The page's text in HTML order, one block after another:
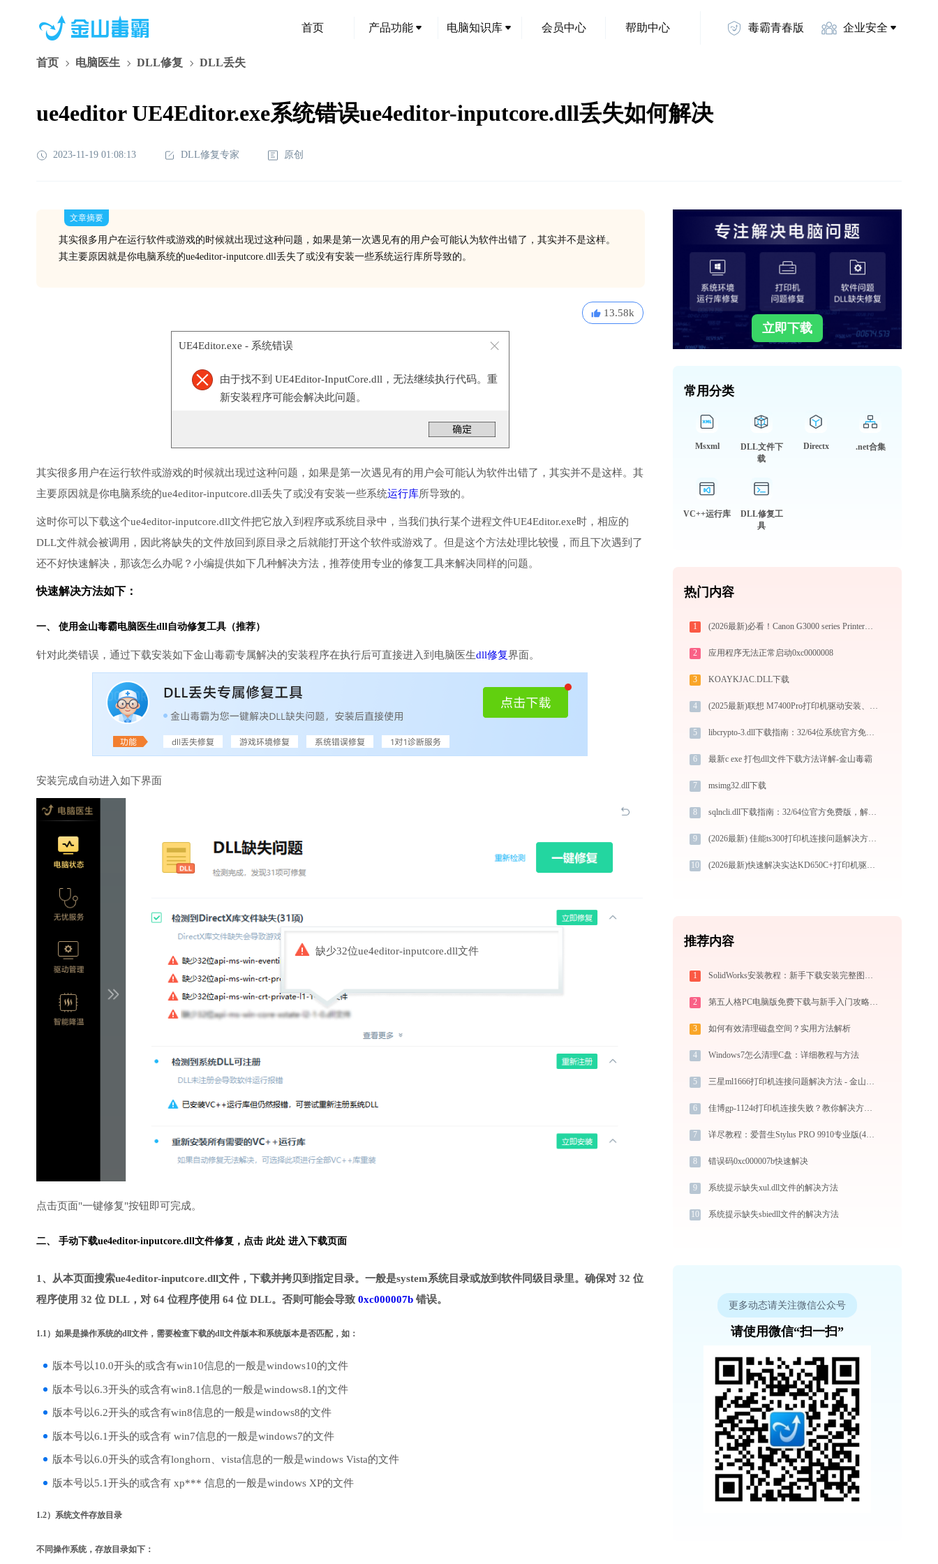
首页 产品功能 电脑知识库 会员中心 帮助中心 毒霸青春版 企业安全
首页 电脑医生 DLL修复 DLL丢失
ue4editor UE4Editor.exe系统错误ue4editor-inputcore.dll丢失如何解决
2023-11-19 01:08:13 DLL修复专家 原创
文章摘要
其实很多用户在运行软件或游戏的时候就出现过这种问题，如果是第一次遇见有的用户会可能认为软件出错了，其实并不是这样。
其主要原因就是你电脑系统的ue4editor-inputcore.dll丢失了或没有安装一些系统运行库所导致的。
13.58k
UE4Editor.exe - 系统错误
由于找不到 UE4Editor-InputCore.dll，无法继续执行代码。重
新安装程序可能会解决此问题。
其实很多用户在运行软件或游戏的时候就出现过这种问题，如果是第一次遇见有的用户会可能认为软件出错了，其实并不是这样。其
主要原因就是你电脑系统的ue4editor-inputcore.dll丢失了或没有安装一些系统运行库所导致的。
这时你可以下载这个ue4editor-inputcore.dll文件把它放入到程序或系统目录中，当我们执行某个进程文件UE4Editor.exe时，相应的
DLL文件就会被调用，因此将缺失的文件放回到原目录之后就能打开这个软件或游戏了。但是这个方法处理比较慢，而且下次遇到了
还不好快速解决，那该怎么办呢？小编提供如下几种解决方法，推荐使用专业的修复工具来解决同样的问题。
快速解决方法如下：
一、 使用金山毒霸电脑医生dll自动修复工具（推荐）
针对此类错误，通过下载安装如下金山毒霸专属解决的安装程序在执行后可直接进入到电脑医生dll修复界面。
安装完成自动进入如下界面
缺少32位ue4editor-inputcore.dll文件
点击页面"一键修复"按钮即可完成。
二、 手动下载ue4editor-inputcore.dll文件修复， 点击 此处 进入下载页面
1、从本页面搜索ue4editor-inputcore.dll文件，下载并拷贝到指定目录。一般是system系统目录或放到软件同级目录里。确保对 32 位
程序使用 32 位 DLL，对 64 位程序使用 64 位 DLL。否则可能会导致 0xc000007b 错误。
1.1）如果是操作系统的dll文件，需要检查下载的dll文件版本和系统版本是否匹配，如：
版本号以10.0开头的或含有win10信息的一般是windows10的文件
版本号以6.3开头的或含有win8.1信息的一般是windows8.1的文件
版本号以6.2开头的或含有win8信息的一般是windows8的文件
版本号以6.1开头的或含有 win7信息的一般是windows7的文件
版本号以6.0开头的或含有longhorn、vista信息的一般是windows Vista的文件
版本号以5.1开头的或含有 xp*** 信息的一般是windows XP的文件
1.2）系统文件存放目录
不同操作系统，存放目录如下：
立即下载
常用分类
Msxml
DLL文件下
载
Directx .net合集
VC++运行库
DLL修复工
具
热门内容
1 (2026最新)必看！Canon G3000 series Printer打印机驱动下载与安装的正确姿势
2 应用程序无法正常启动0xc0000008
3 KOAYKJAC.DLL下载
4 (2025最新)联想 M7400Pro打印机驱动安装、更新与常见问题完整解析
5 libcrypto-3.dll下载指南：32/64位系统官方免费版，解决DLL缺失问题
6 最新c exe 打包dll文件下载方法详解-金山毒霸
7 msimg32.dll下载
8 sqlncli.dll下载指南：32/64位官方免费版，解决DLL缺失问题
9 (2026最新) 佳能ts300打印机连接问题解决方法 -金山毒霸
10 (2026最新)快速解决实达KD650C+打印机驱动安装问题，这篇文章告诉你方法
推荐内容
1 SolidWorks安装教程：新手下载安装完整图文指南
2 第五人格PC电脑版免费下载与新手入门攻略：1v4非对称竞技的极致体验
3 如何有效清理磁盘空间？实用方法解析
4 Windows7怎么清理C盘：详细教程与方法
5 三星ml1666打印机连接问题解决方法 - 金山毒霸
6 佳博gp-1124t打印机连接失败？教你解决方法！-金山毒霸
7 详尽教程：爱普生Stylus PRO 9910专业版(44英寸)打印机驱动的正确下载与安装方式
8 错误码0xc000007b快速解决
9 系统提示缺失xul.dll文件的解决方法
10 系统提示缺失sbiedll文件的解决方法
更多动态请关注微信公众号
请使用微信“扫一扫”